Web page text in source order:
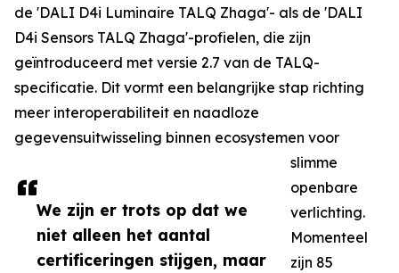
We zijn er trots op dat we
niet alleen het aantal
certificeringen stijgen, maar
de 'DALI D4i Luminaire TALQ Zhaga'- als de 'DALI
D4i Sensors TALQ Zhaga'-profielen, die zijn
geïntroduceerd met versie 2.7 van de TALQ-
specificatie. Dit vormt een belangrijke stap richting
meer interoperabiliteit en naadloze
gegevensuitwisseling binnen ecosystemen voor
slimme
openbare
verlichting.
Momenteel
zijn 85